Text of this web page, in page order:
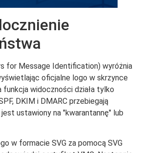
for Message Identification) wyróżnia
oficjalne logo w skrzynce
widoczności działa tylko
DKIM i DMARC przebiegają
ustawiony na "kwarantannę" lub
w formacie SVG za pomocą SVG